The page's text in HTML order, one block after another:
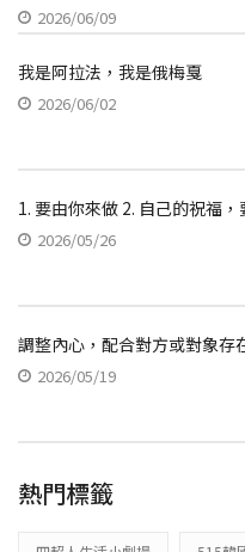
2026/06/09
我是阿拉法，我是俄梅戛
2026/06/02
1. 要由你來做 2. 自己的祝福
2026/05/26
調整內心，配合對方或對象存
2026/05/19
熱門標籤